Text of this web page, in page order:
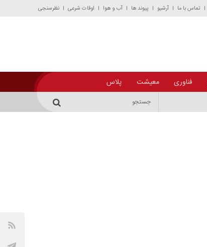
تماس با ما آرشیو پیوند ها آب و هوا اوقات شرعی نظرسنجی
فناوری معیشت پلاس